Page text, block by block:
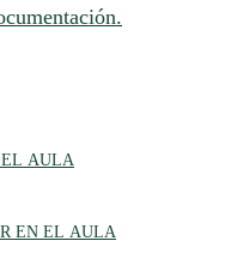
EL AULA
EN EL AULA